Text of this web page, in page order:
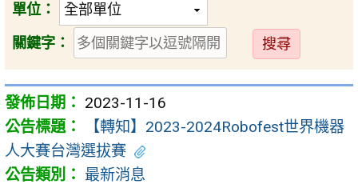
單位：
關鍵字：
送
出
2023-11-16
【轉知】2023-2024Robofest世界機器
人大賽台灣選拔賽
最新消息